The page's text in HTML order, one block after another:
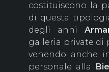
costituiscono la
di questa
degli anni
galleria private di
venendo anche
personale alla